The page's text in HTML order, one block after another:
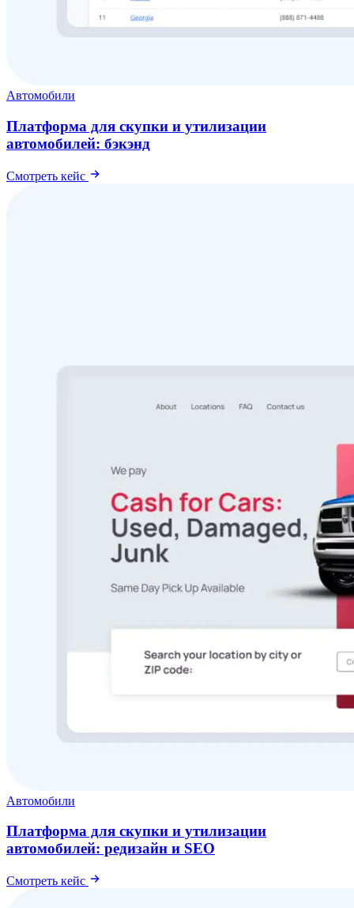
Автомобили
Платформа для скупки и утилизации
автомобилей: бэкэнд
Смотреть кейс
Автомобили
Платформа для скупки и утилизации
автомобилей: редизайн и SEO
Смотреть кейс